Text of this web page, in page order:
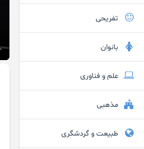
تفریحی
بانوان
علم و فناوری
مذهبی
طبیعت و گردشگری